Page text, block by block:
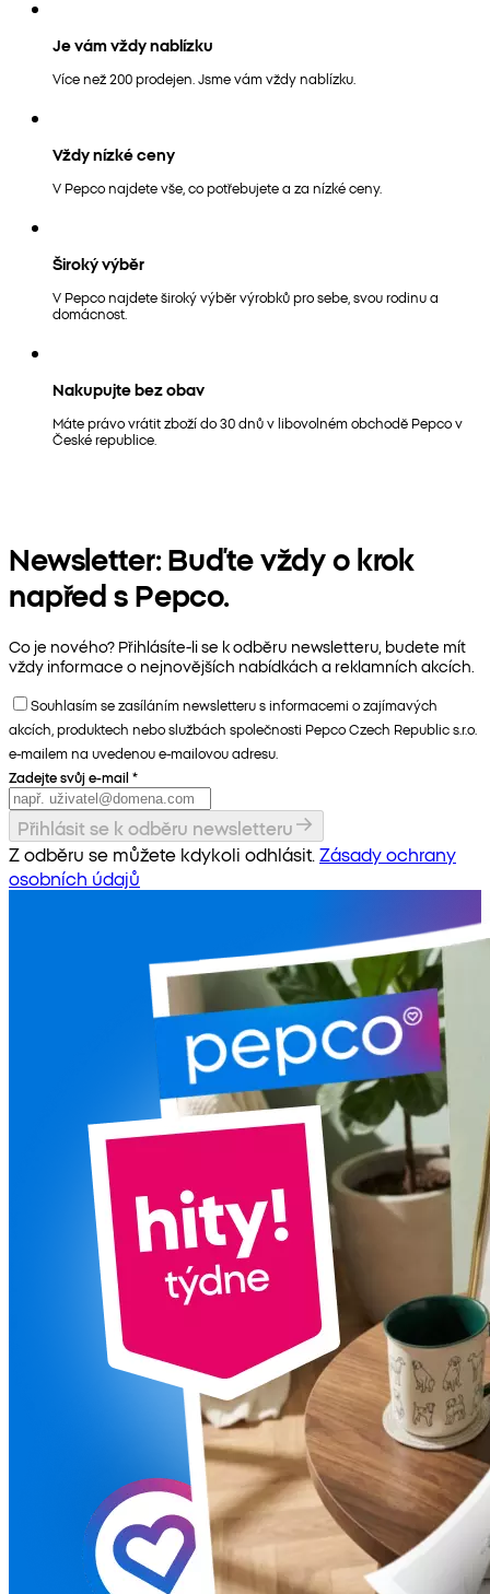
Je vám vždy nablízku
Více než 200 prodejen. Jsme vám vždy nablízku.
Vždy nízké ceny
V Pepco najdete vše, co potřebujete a za nízké ceny.
Široký výběr
V Pepco najdete široký výběr výrobků pro sebe, svou rodinu a
domácnost.
Nakupujte bez obav
Máte právo vrátit zboží do 30 dnů v libovolném obchodě Pepco v
České republice.
Newsletter: Buďte vždy o krok
napřed s Pepco.
Co je nového? Přihlásíte-li se k odběru newsletteru, budete mít
vždy informace o nejnovějších nabídkách a reklamních akcích.
Souhlasím se zasíláním newsletteru s informacemi o zajímavých
akcích, produktech nebo službách společnosti Pepco Czech Republic s.r.o.
e-mailem na uvedenou e-mailovou adresu.
Zadejte svůj e-mail *
Přihlásit se k odběru newsletteru
Z odběru se můžete kdykoli odhlásit. Zásady ochrany
osobních údajů